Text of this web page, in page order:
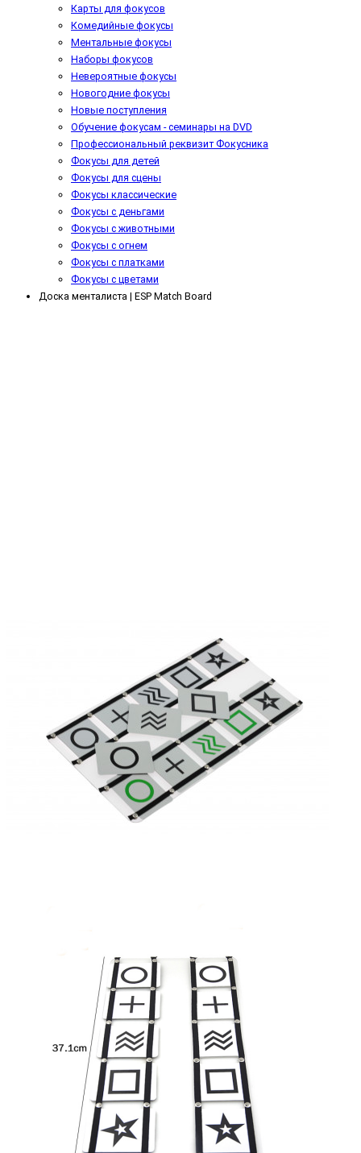
Карты для фокусов
Комедийные фокусы
Ментальные фокусы
Наборы фокусов
Невероятные фокусы
Новогодние фокусы
Новые поступления
Обучение фокусам - cеминары на DVD
Профессиональный реквизит Фокусника
Фокусы для детей
Фокусы для сцены
Фокусы классические
Фокусы с деньгами
Фокусы с животными
Фокусы с огнем
Фокусы с платками
Фокусы с цветами
Доска менталиста | ESP Match Board